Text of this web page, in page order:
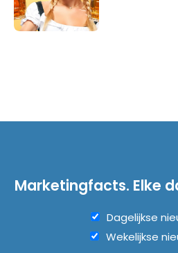
Marketingfacts. Elke
Dagelijkse
Wekelijkse